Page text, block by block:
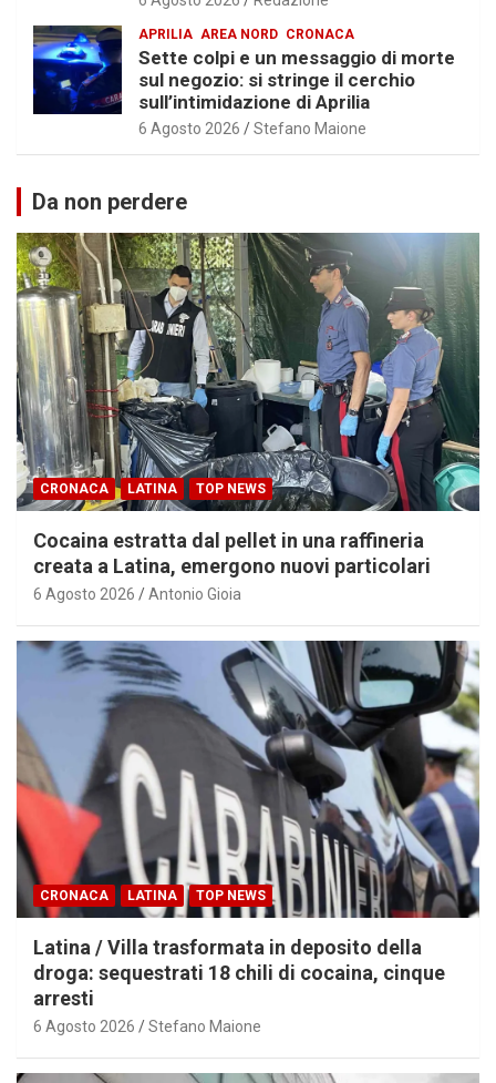
APRILIA AREA NORD CRONACA
Sette colpi e un messaggio di morte
sul negozio: si stringe il cerchio
sull’intimidazione di Aprilia
6 Agosto 2026 Stefano Maione
Da non perdere
CRONACA LATINA TOP NEWS
Cocaina estratta dal pellet in una raffineria
creata a Latina, emergono nuovi particolari
6 Agosto 2026 Antonio Gioia
CRONACA LATINA TOP NEWS
Latina / Villa trasformata in deposito della
droga: sequestrati 18 chili di cocaina, cinque
arresti
6 Agosto 2026 Stefano Maione